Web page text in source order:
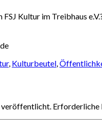
Kultur im Treibhaus
, Kulturbeutel,
veröffentlicht. Erforderliche